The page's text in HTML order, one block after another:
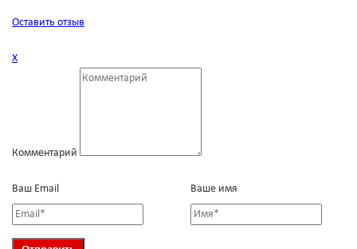
Оставить отзыв
Х
Комментарий
Ваш Email Ваше имя